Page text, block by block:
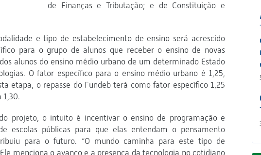
de Finanças e Tributação; e de Constituição e
e tipo de estabelecimento de ensino será acrescido
para o grupo de alunos que receber o ensino de novas
alunos do ensino médio urbano de um determinado Estado
O fator específico para o ensino médio urbano é 1,25,
etapa, o repasse do Fundeb terá como fator específico 1,25
1,30.
projeto, o intuito é incentivar o ensino de programação e
escolas públicas para que elas entendam o pensamento
para o futuro. “O mundo caminha para este tipo de
menciona o avanço e a presença da tecnologia no cotidiano